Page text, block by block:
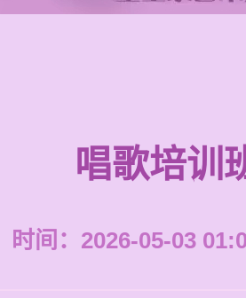
唱歌培训
时间：2026-05-03